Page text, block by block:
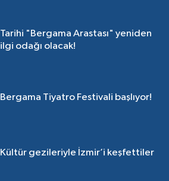
Tarihi "Bergama Arastası" yeniden
ilgi odağı olacak!
Bergama Tiyatro Festivali başlıyor!
Kültür gezileriyle İzmir’i keşfettiler